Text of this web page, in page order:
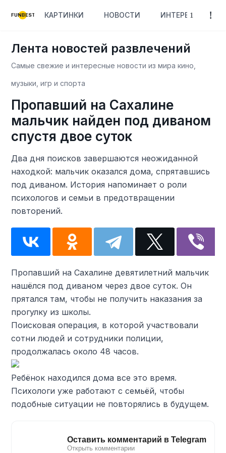
FUNBEST КАРТИНКИ НОВОСТИ ИНТЕРЕСНОЕ
Лента новостей развлечений
Самые свежие и интересные новости из мира кино,
музыки, игр и спорта
Пропавший на Сахалине
мальчик найден под диваном
спустя двое суток
Два дня поисков завершаются неожиданной
находкой: мальчик оказался дома, спрятавшись
под диваном. История напоминает о роли
психологов и семьи в предотвращении
повторений.
Пропавший на Сахалине девятилетний мальчик
нашёлся под диваном через двое суток. Он
прятался там, чтобы не получить наказания за
прогулку из школы.
Поисковая операция, в которой участвовали
сотни людей и сотрудники полиции,
продолжалась около 48 часов.
Ребёнок находился дома все это время.
Психологи уже работают с семьёй, чтобы
подобные ситуации не повторялись в будущем.